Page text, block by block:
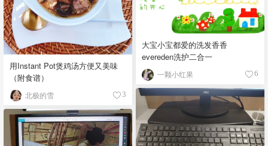
大宝小宝都爱的洗发香香
evereden洗护二合一
一颗小红果 6
用Instant Pot煲鸡汤方便又美味
（附食谱）
北极的雪 3